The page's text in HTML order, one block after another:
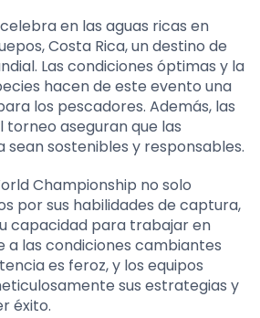
en las aguas ricas en
Costa Rica, un destino de
Las condiciones óptimas y la
hacen de este evento una
los pescadores. Además, las
aseguran que las
sostenibles y responsables.
Championship no solo
por sus habilidades de captura,
capacidad para trabajar en
a las condiciones cambiantes
es feroz, y los equipos
sus estrategias y
éxito.